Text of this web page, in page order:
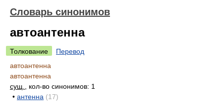
Словарь синонимов
автоантенна
Толкование
Перевод
автоантенна
автоантенна
сущ.
, кол-во синонимов: 1
• антенна (17)